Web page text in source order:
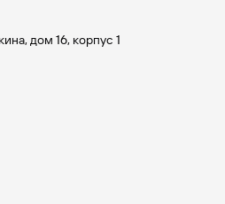
дом 16, корпус 1